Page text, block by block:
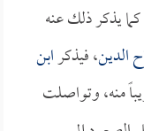
كما يذكر ذلك عنه
الدين، فيذكرابن
منه، وتواصلت